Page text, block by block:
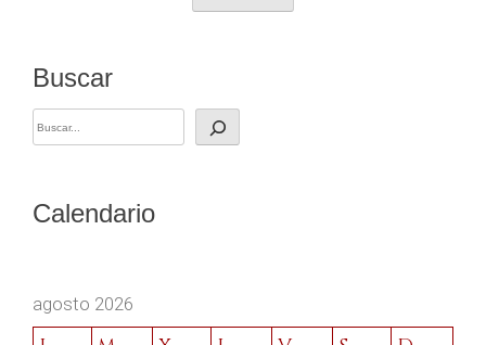
Buscar
Calendario
agosto 2026